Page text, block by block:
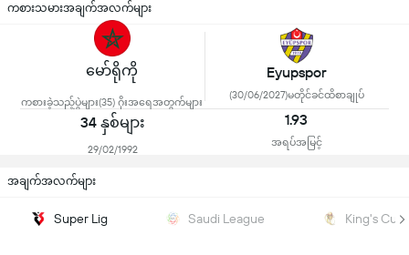
ကစားသမားအချက်အလက်များ
မော်ရိုကို
ကစားခဲ့သည့်ပွဲများ(35) ဂိုးအရေအတွက်များ
Eyupspor
(30/06/2027)မတိုင်ခင်ထိစာချုပ်
34 နှစ်များ
29/02/1992
1.93
အရပ်အမြင့်
အချက်အလက်များ
Super Lig Saudi League King's Cup